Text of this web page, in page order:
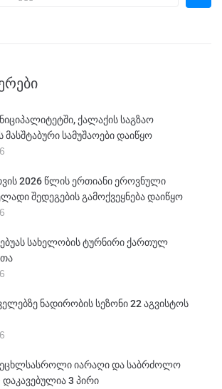
ქალაქის საგზაო
სამუშაოები დაიწყო
2026 წლის ერთიანი ეროვნული
შედეგების გამოქვეყნება დაიწყო
სახელობის ტურნირი ქართულ
ნადირობის სეზონი 22 აგვისტოს
ცეცხლსასროლი იარაღი და საბრძოლო
3 პირი